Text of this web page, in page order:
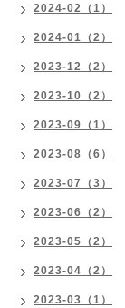
2024-02（1）
2024-01（2）
2023-12（2）
2023-10（2）
2023-09（1）
2023-08（6）
2023-07（3）
2023-06（2）
2023-05（2）
2023-04（2）
2023-03（1）